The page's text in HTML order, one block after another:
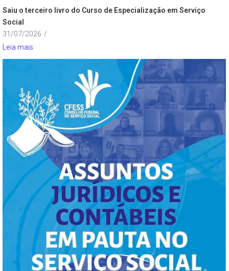
Saiu o terceiro livro do Curso de Especialização em Serviço
Social
31/07/2026 /
Leia mais